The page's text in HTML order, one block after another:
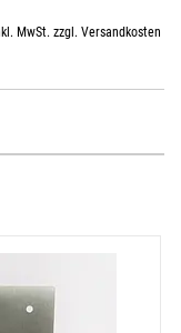
MwSt. zzgl. Versandkosten